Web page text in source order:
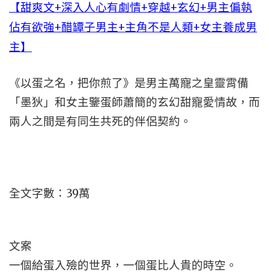
【甜爽文+深入人心有劇情+穿越+玄幻+男主偏執
佔有欲強+醋罈子男主+主角不是人類+女主養成男
主】
《以蛋之名，把你煎了》是男主萬寵之皇靈霄備
「墨狄」和女主鑒蛋師蕭簡的玄幻甜寵愛情故，而
兩人之間是有同生共死的伴侶契約。
全文字數：39萬
文案
一個給蛋入殮的世界，一個蛋比人貴的時空。